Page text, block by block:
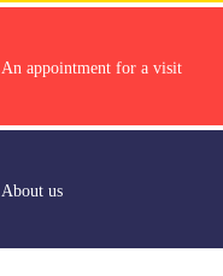
An appointment for a visit
About us